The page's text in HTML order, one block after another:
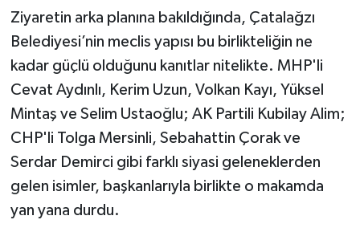
​Ziyaretin arka planına bakıldığında, Çatalağzı
Belediyesi’nin meclis yapısı bu birlikteliğin ne
kadar güçlü olduğunu kanıtlar nitelikte. MHP'li
Cevat Aydınlı, Kerim Uzun, Volkan Kayı, Yüksel
Mintaş ve Selim Ustaoğlu; AK Partili Kubilay Alim;
CHP'li Tolga Mersinli, Sebahattin Çorak ve
Serdar Demirci gibi farklı siyasi geleneklerden
gelen isimler, başkanlarıyla birlikte o makamda
yan yana durdu.